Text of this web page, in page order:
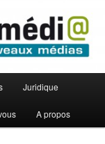
Juridique
A propos